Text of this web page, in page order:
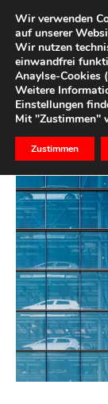
Start Wertpapiere
E-
5. Juli 2021
Wir verwenden
auf unserer
Wir nutzen
einwandfrei
Anaylse-Cookies
Weitere
Einstellungen
Mit "Zustimmen"
Zustimmen